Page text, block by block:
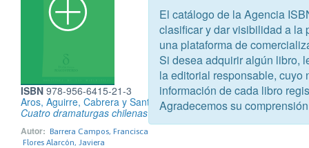
ISBN 978-956-6415-21-3
Aros, Aguirre, Cabrera y Santa Cruz
Cuatro dramaturgas chilenas para el aula
Autor: Barrera Campos, Francisca
Flores Alarcón, Javiera
El catálogo de la Agencia
clasificar y dar visibilidad a la
una plataforma de
Si desea adquirir algún libro,
la editorial responsable, cuyo
información de cada libro
Agradecemos su